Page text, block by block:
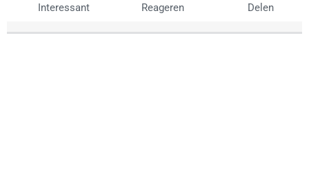
Interessant Reageren Delen